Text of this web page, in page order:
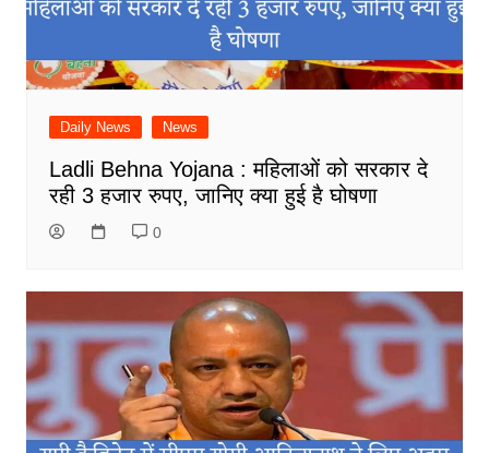
Daily News News
Ladli Behna Yojana : महिलाओं को सरकार दे
रही 3 हजार रुपए, जानिए क्या हुई है घोषणा
0